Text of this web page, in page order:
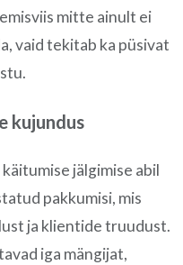
mitte ainult ei
vaid tekitab ka püsivat
kujundus
jälgimise abil
pakkumisi, mis
ja klientide truudust.
iga mängijat,